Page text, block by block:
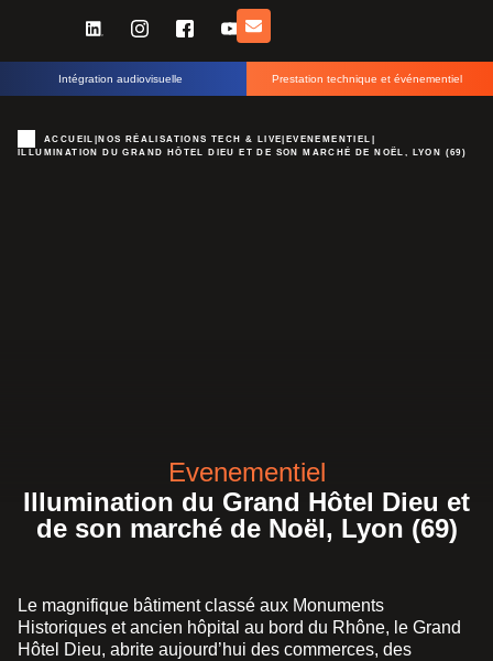
Intégration audiovisuelle Prestation technique et événementiel
ACCUEIL NOS RÉALISATIONS TECH & LIVE EVENEMENTIEL
ILLUMINATION DU GRAND HÔTEL DIEU ET DE SON MARCHÉ DE NOËL, LYON (69)
Evenementiel
Illumination du Grand Hôtel Dieu et
de son marché de Noël, Lyon (69)
Le magnifique bâtiment classé aux Monuments
Historiques et ancien hôpital au bord du Rhône, le Grand
Hôtel Dieu, abrite aujourd’hui des commerces, des